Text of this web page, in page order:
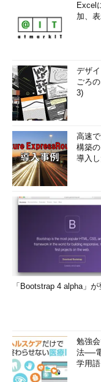
Excel
加、
デザ
ごろ
3)
高速
構築
導入
「Bootstrap 4 alpha」が
勉強
法──
学用